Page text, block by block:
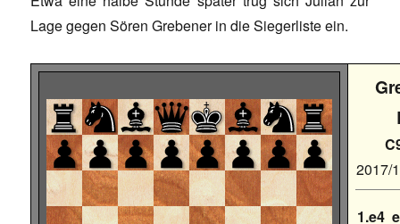
Lage gegen Sören Grebener in die Siegerliste ein.
2017/
1.e4